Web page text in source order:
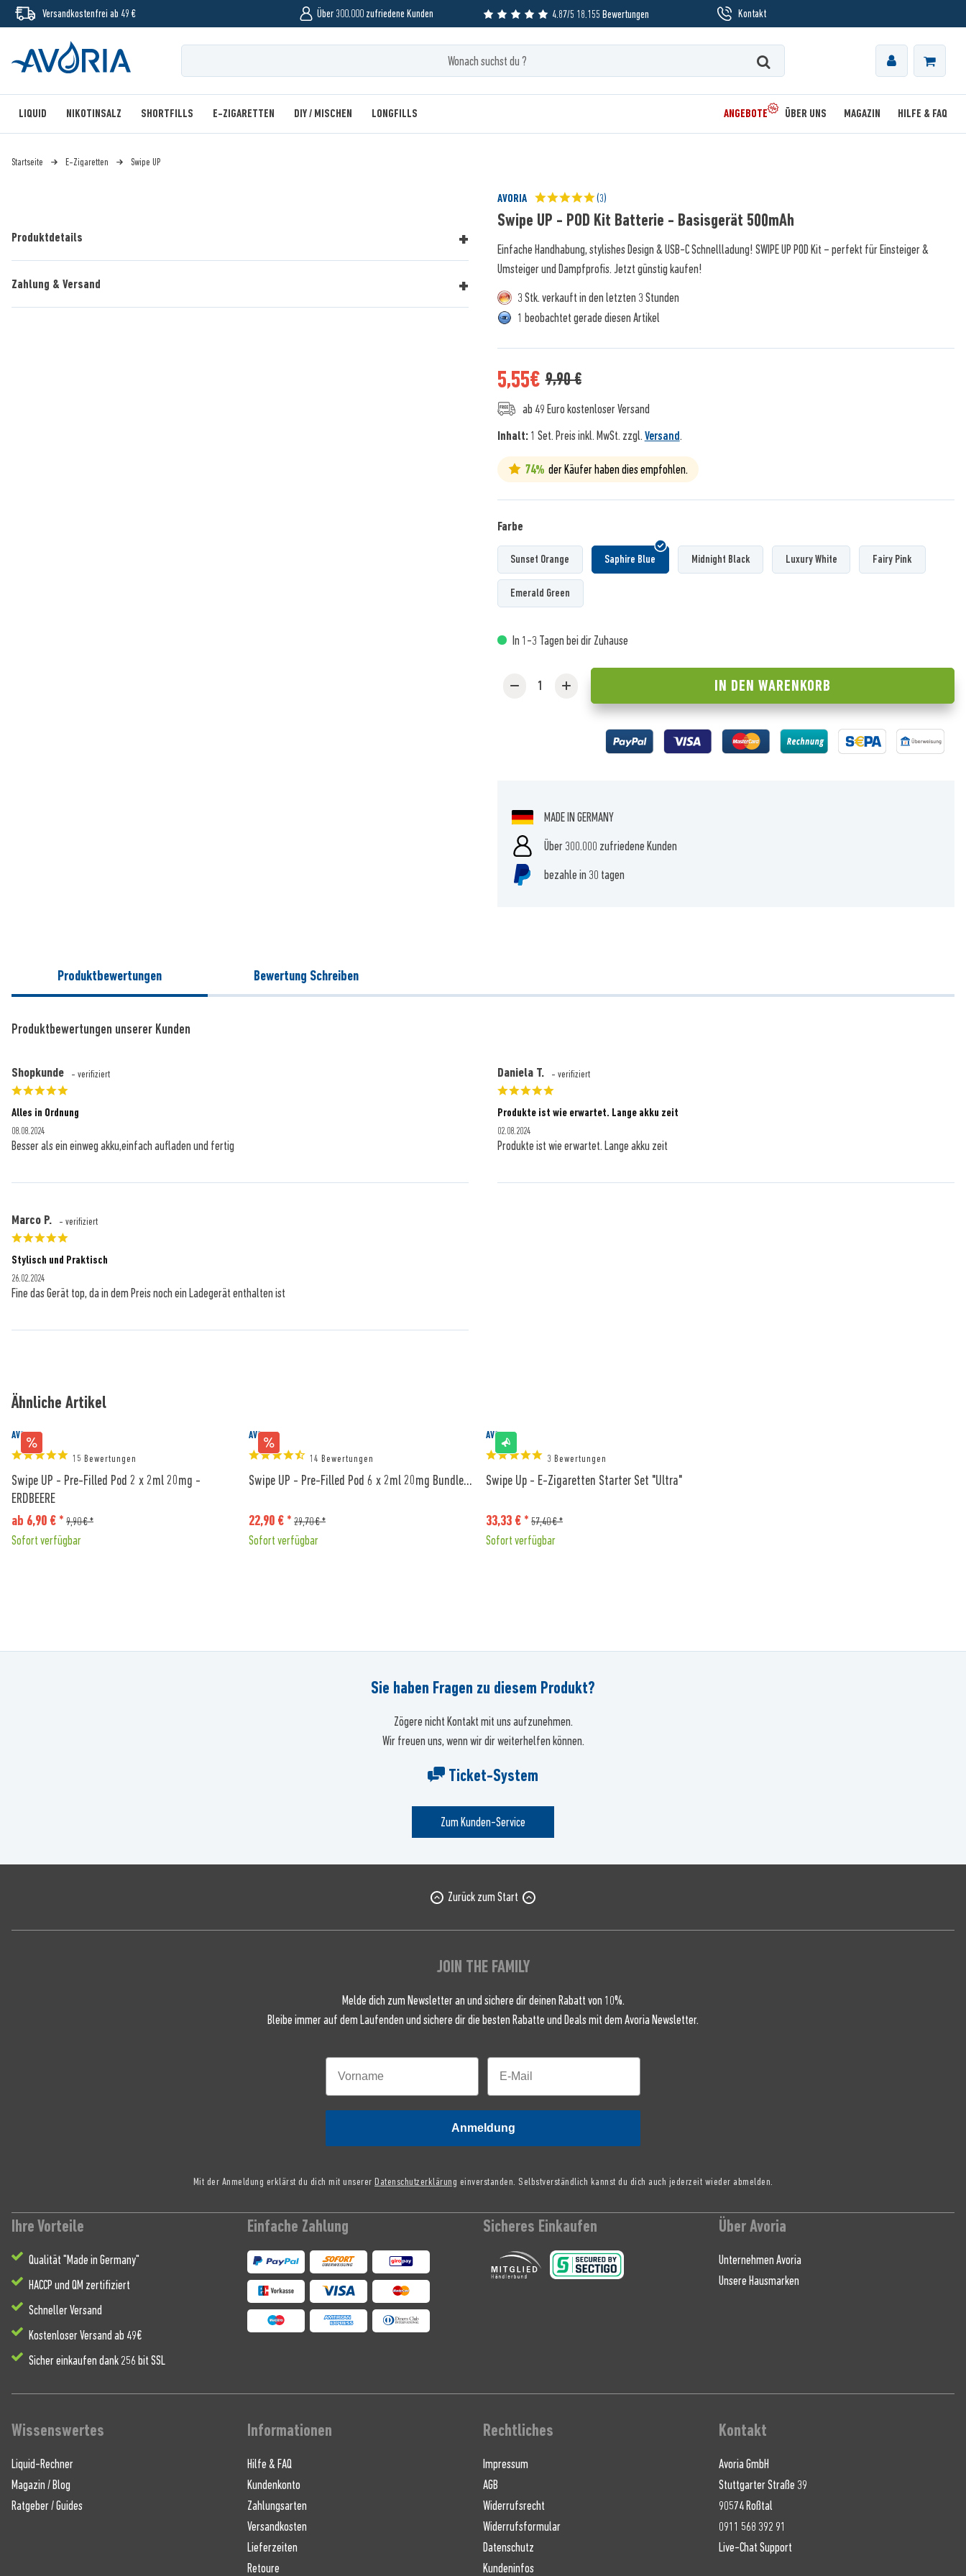
Versandkostenfrei ab 49 € Über 300.000 zufriedene Kunden 4.87/5 18.155 Bewertungen Kontakt
LIQUID NIKOTINSALZ SHORTFILLS E-ZIGARETTEN DIY / MISCHEN LONGFILLS HILFE & FAQ
MAGAZIN
ÜBER UNS
ANGEBOTE
Startseite E-Zigaretten Swipe UP
Produktdetails
Zahlung & Versand
AVORIA (3)
Swipe UP - POD Kit Batterie - Basisgerät 500mAh
Einfache Handhabung, stylishes Design & USB-C Schnellladung! SWIPE UP POD Kit – perfekt für Einsteiger &
Umsteiger und Dampfprofis. Jetzt günstig kaufen!
3 Stk. verkauft in den letzten 3 Stunden
1 beobachtet gerade diesen Artikel
5,55€ 9,90 €
ab 49 Euro kostenloser Versand
Inhalt:1 Set. Preis inkl. MwSt. zzgl. Versand.
74% der Käufer haben dies empfohlen.
Farbe
Sunset Orange Saphire Blue Midnight Black Luxury White Fairy Pink
Emerald Green
In 1-3 Tagen bei dir Zuhause
IN DEN WARENKORB
MADE IN GERMANY
Über 300.000 zufriedene Kunden
bezahle in 30 tagen
Produktbewertungen Bewertung Schreiben
Produktbewertungen unserer Kunden
Shopkunde - verifiziert
Alles in Ordnung
08.08.2024
Besser als ein einweg akku,einfach aufladen und fertig
Daniela T. - verifiziert
Produkte ist wie erwartet. Lange akku zeit
02.08.2024
Produkte ist wie erwartet. Lange akku zeit
Marco P. - verifiziert
Stylisch und Praktisch
26.02.2024
Fine das Gerät top, da in dem Preis noch ein Ladegerät enthalten ist
Ähnliche Artikel
AVORIA
15 Bewertungen
Swipe UP - Pre-Filled Pod 2 x 2ml 20mg -
ERDBEERE
ab 6,90 € * 9,90 € *
Sofort verfügbar
AVORIA
14 Bewertungen
Swipe UP - Pre-Filled Pod 6 x 2ml 20mg Bundle...
22,90 € * 29,70 € *
Sofort verfügbar
AVORIA
3 Bewertungen
Swipe Up - E-Zigaretten Starter Set "Ultra"
33,33 € * 57,40 € *
Sofort verfügbar
Sie haben Fragen zu diesem Produkt?
Zögere nicht Kontakt mit uns aufzunehmen.
Wir freuen uns, wenn wir dir weiterhelfen können.
Ticket-System
Zum Kunden-Service
Zurück zum Start
JOIN THE FAMILY
Melde dich zum Newsletter an und sichere dir deinen Rabatt von 10%.
Bleibe immer auf dem Laufenden und sichere dir die besten Rabatte und Deals mit dem Avoria Newsletter.
Anmeldung
Mit der Anmeldung erklärst du dich mit unserer Datenschutzerklärung einverstanden. Selbstverständlich kannst du dich auch jederzeit wieder abmelden.
Ihre Vorteile
Qualität "Made in Germany"
HACCP und QM zertifiziert
Schneller Versand
Kostenloser Versand ab 49€
Sicher einkaufen dank 256 bit SSL
Einfache Zahlung Sicheres Einkaufen Über Avoria
Unternehmen Avoria
Unsere Hausmarken
Wissenswertes
Liquid-Rechner
Magazin / Blog
Ratgeber / Guides
Informationen
Hilfe & FAQ
Kundenkonto
Zahlungsarten
Versandkosten
Lieferzeiten
Retoure
Rechtliches
Impressum
AGB
Widerrufsrecht
Widerrufsformular
Datenschutz
Kundeninfos
Kontakt
Avoria GmbH
Stuttgarter Straße 39
90574 Roßtal
0911 568 392 91
Live-Chat Support